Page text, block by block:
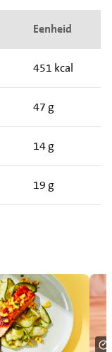
Eenheid
451 kcal
47 g
14 g
19 g